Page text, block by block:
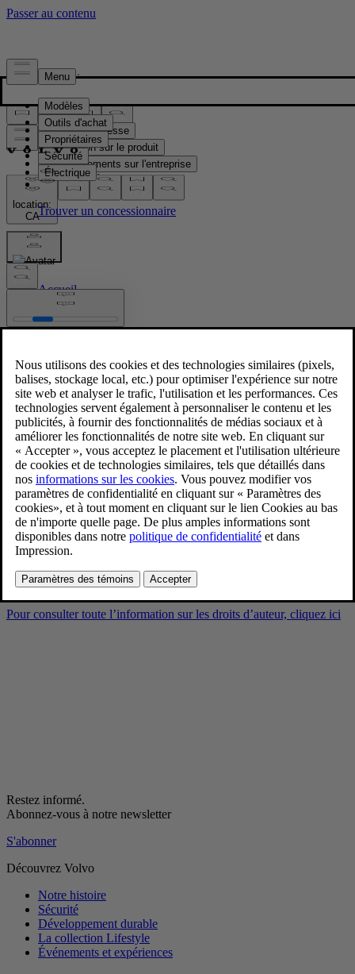
Presse & Médias
Matériel de presse
Information sur le produit
Renseignements sur l'entreprise
Contacts médias
location:
CA
Images
Accueil
/Images
Volvo EX30 Cross Country
with Swedish winter cabin
2/10/2025
Favoris
Partager
Télécharger
Volvo EX30 Cross Country with Swedish winter cabin
Pour consulter toute l’information sur les droits d’auteur, cliquez ici